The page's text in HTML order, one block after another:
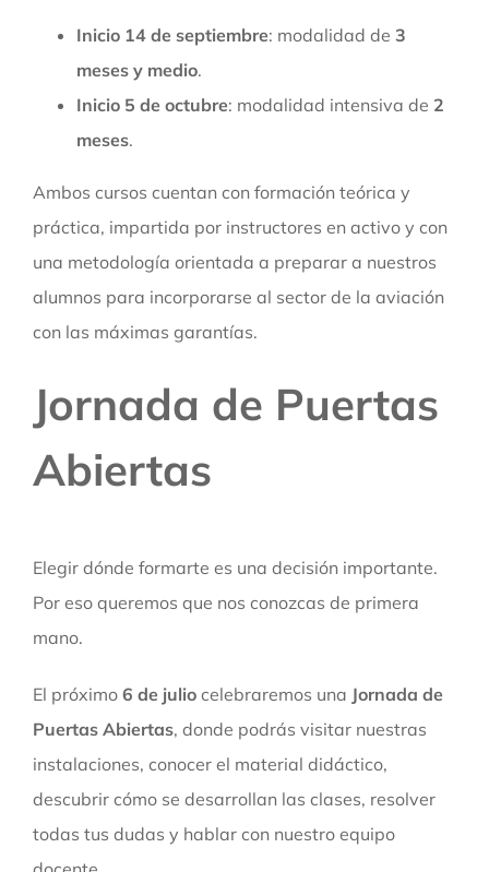
Inicio 14 de septiembre: modalidad de 3
meses y medio.
Inicio 5 de octubre: modalidad intensiva de 2
meses.
Ambos cursos cuentan con formación teórica y
práctica, impartida por instructores en activo y con
una metodología orientada a preparar a nuestros
alumnos para incorporarse al sector de la aviación
con las máximas garantías.
Jornada de Puertas
Abiertas
Elegir dónde formarte es una decisión importante.
Por eso queremos que nos conozcas de primera
mano.
El próximo 6 de juliocelebraremos una Jornada de
Puertas Abiertas, donde podrás visitar nuestras
instalaciones, conocer el material didáctico,
descubrir cómo se desarrollan las clases, resolver
todas tus dudas y hablar con nuestro equipo